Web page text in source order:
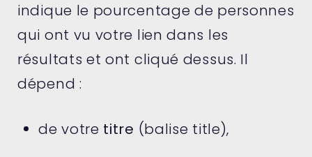
indique le pourcentage de personnes
qui ont vu votre lien dans les
résultats et ont cliqué dessus. Il
dépend :
de votre titre (balise title),